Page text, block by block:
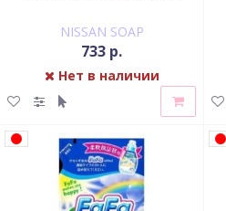
концентрированный
флакон 720 мл
NISSAN SOAP
733 р.
Нет в наличии